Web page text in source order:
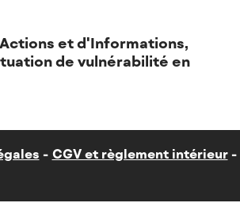
et d'Informations,
de vulnérabilité en
CGV et règlement intérieur